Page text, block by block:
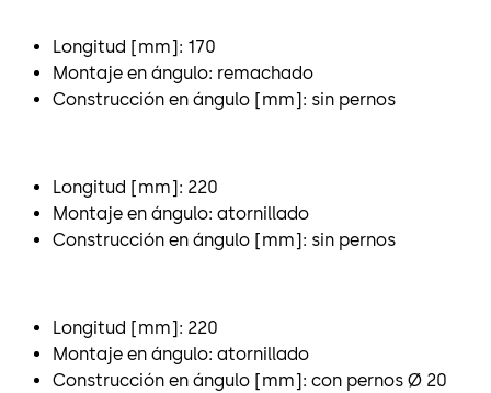
Longitud [mm]: 170
Montaje en ángulo: remachado
Construcción en ángulo [mm]: sin pernos
Longitud [mm]: 220
Montaje en ángulo: atornillado
Construcción en ángulo [mm]: sin pernos
Longitud [mm]: 220
Montaje en ángulo: atornillado
Construcción en ángulo [mm]: con pernos Ø 20